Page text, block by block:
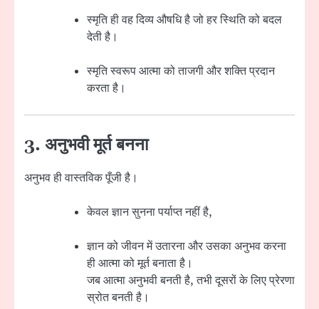
स्मृति ही वह दिव्य औषधि है जो हर स्थिति को बदल
देती है।
स्मृति स्वरूप आत्मा को ताजगी और शक्ति प्रदान
करता है।
3. अनुभवी मूर्त बनना
अनुभव ही वास्तविक पूँजी है।
केवल ज्ञान सुनना पर्याप्त नहीं है,
ज्ञान को जीवन में उतारना और उसका अनुभव करना
ही आत्मा को मूर्त बनाता है।
जब आत्मा अनुभवी बनती है, तभी दूसरों के लिए प्रेरणा
स्रोत बनती है।